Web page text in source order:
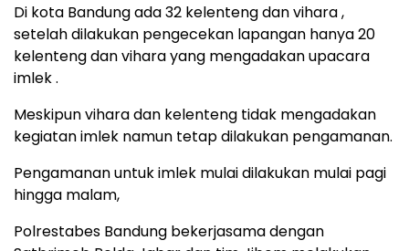
Di kota Bandung ada 32 kelenteng dan vihara ,
setelah dilakukan pengecekan lapangan hanya 20
kelenteng dan vihara yang mengadakan upacara
imlek .
Meskipun vihara dan kelenteng tidak mengadakan
kegiatan imlek namun tetap dilakukan pengamanan.
Pengamanan untuk imlek mulai dilakukan mulai pagi
hingga malam,
Polrestabes Bandung bekerjasama dengan